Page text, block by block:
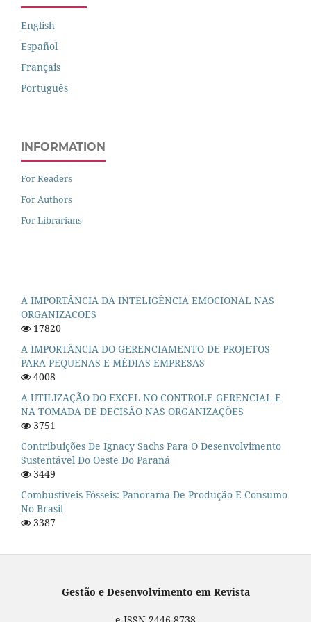
English
Español
Français
Português
INFORMATION
For Readers
For Authors
For Librarians
A IMPORTÂNCIA DA INTELIGÊNCIA EMOCIONAL NAS
ORGANIZACOES
17820
A IMPORTÂNCIA DO GERENCIAMENTO DE PROJETOS
PARA PEQUENAS E MÉDIAS EMPRESAS
4008
A UTILIZAÇÃO DO EXCEL NO CONTROLE GERENCIAL E
NA TOMADA DE DECISÃO NAS ORGANIZAÇÕES
3751
Contribuições De Ignacy Sachs Para O Desenvolvimento
Sustentável Do Oeste Do Paraná
3449
Combustíveis Fósseis: Panorama De Produção E Consumo
No Brasil
3387
Gestão e Desenvolvimento em Revista